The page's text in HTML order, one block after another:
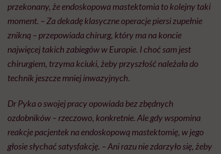
przekonany, że endoskopowa mastektomia to kolejny taki
moment. – Za dekadę klasyczne operacje piersi zupełnie
znikną – przepowiada chirurg, który ma na koncie
najwięcej takich zabiegów w Europie. I choć sam jest
chirurgiem, trzyma kciuki, żeby przyszłość należała do
technik jeszcze mniej inwazyjnych.
Dr Pyka o swojej pracy opowiada bez zbędnych
ozdobników – rzeczowo, konkretnie. Ale gdy wspomina
reakcje pacjentek na endoskopową mastektomię, w jego
głosie słychać satysfakcję. – Ani razu nie zdarzyło się, żeby